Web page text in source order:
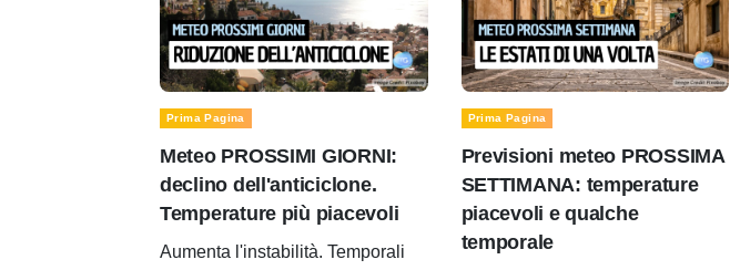
Prima Pagina
Meteo PROSSIMI GIORNI:
declino dell'anticiclone.
Temperature più piacevoli
Aumenta l'instabilità. Temporali
Prima Pagina
Previsioni meteo PROSSIMA
SETTIMANA: temperature
piacevoli e qualche
temporale